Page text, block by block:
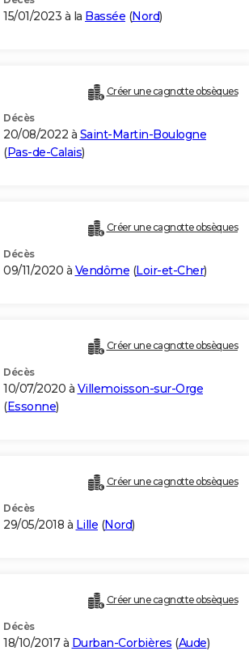
15/01/2023 à la Bassée (Nord)
Créer une cagnotte obsèques
Décès
20/08/2022 à Saint-Martin-Boulogne
(Pas-de-Calais)
Créer une cagnotte obsèques
Décès
09/11/2020 à Vendôme (Loir-et-Cher)
Créer une cagnotte obsèques
Décès
10/07/2020 à Villemoisson-sur-Orge
(Essonne)
Créer une cagnotte obsèques
Décès
29/05/2018 à Lille (Nord)
Créer une cagnotte obsèques
Décès
18/10/2017 à Durban-Corbières (Aude)